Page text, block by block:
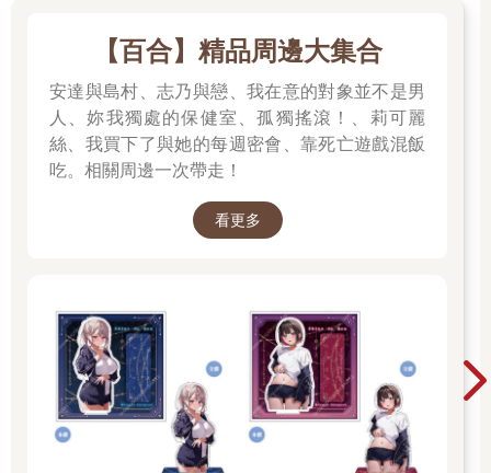
【百合】精品周邊大集合
安達與島村、志乃與戀、我在意的對象並不是男
人、妳我獨處的保健室、孤獨搖滾！、莉可麗
絲、我買下了與她的每週密會、靠死亡遊戲混飯
吃。相關周邊一次帶走！
看更多